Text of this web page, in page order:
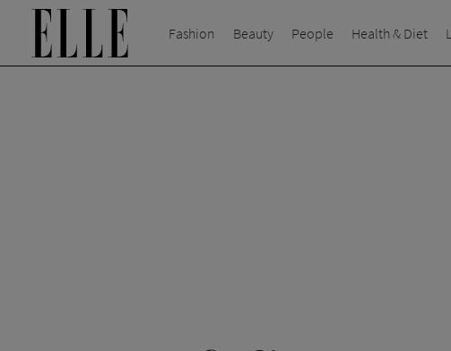
Fashion Beauty People Health & Diet